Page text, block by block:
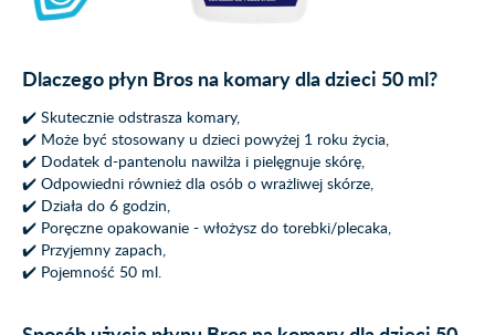
Dlaczego płyn Bros na komary dla dzieci 50 ml?
✔️ Skutecznie odstrasza komary,
✔️ Może być stosowany u dzieci powyżej 1 roku życia,
✔️ Dodatek d-pantenolu nawilża i pielęgnuje skórę,
✔️ Odpowiedni również dla osób o wrażliwej skórze,
✔️ Działa do 6 godzin,
✔️ Poręczne opakowanie - włożysz do torebki/plecaka,
✔️ Przyjemny zapach,
✔️ Pojemność 50 ml.